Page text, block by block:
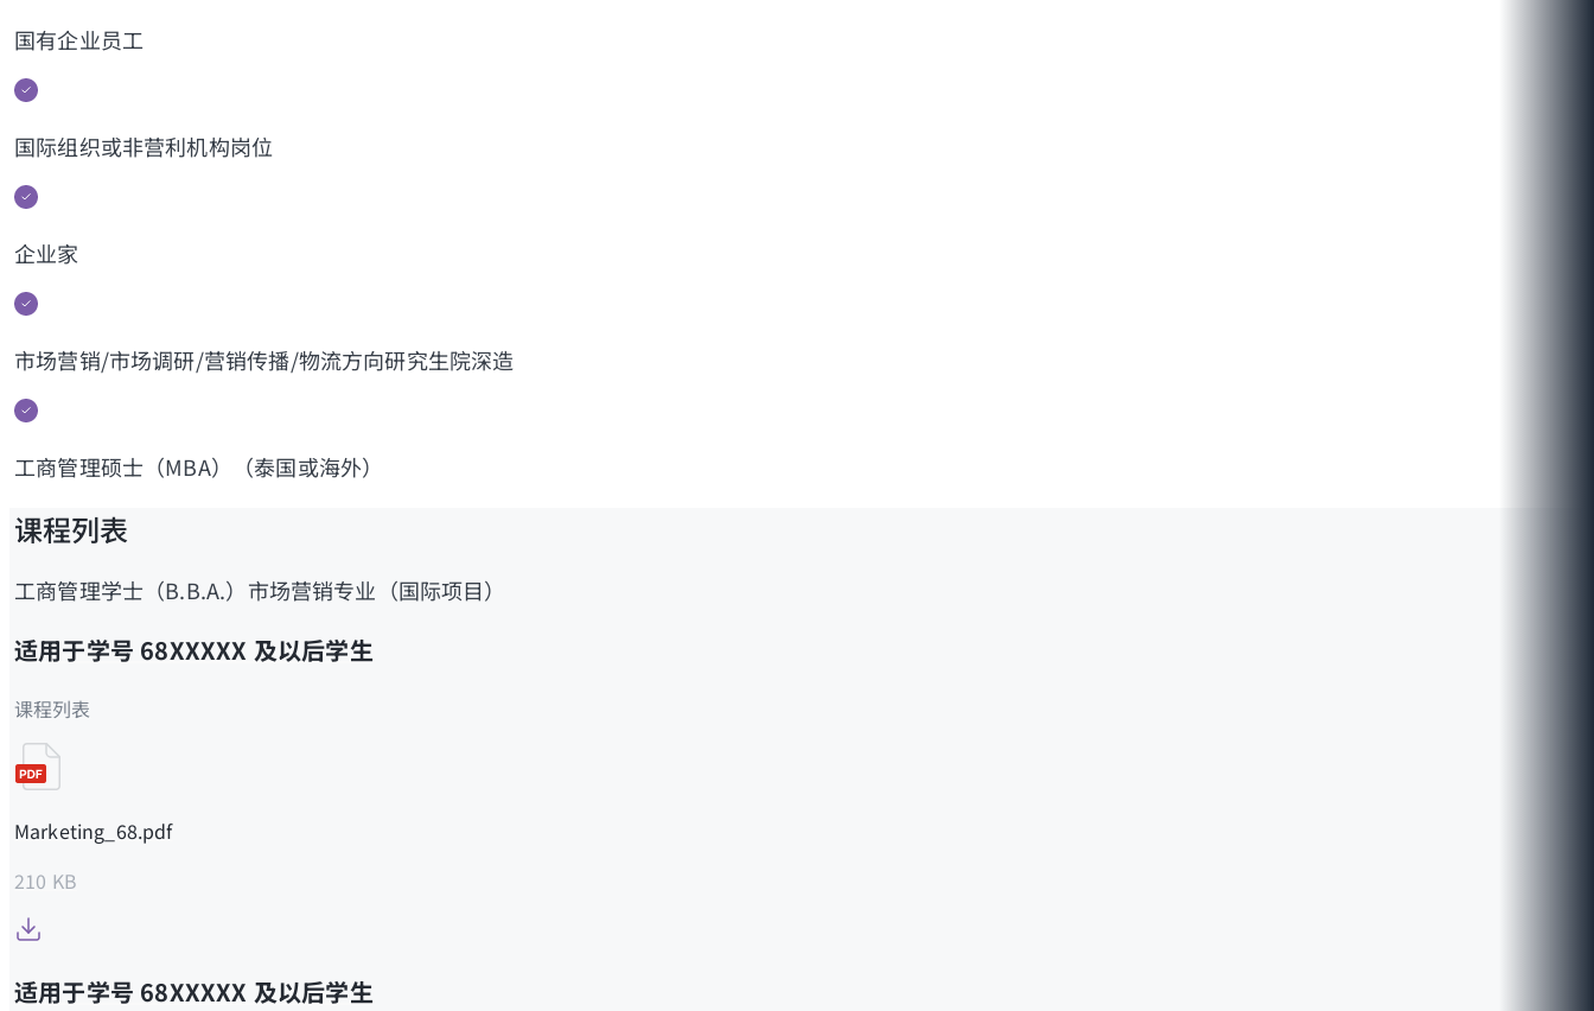
国有企业员工
国际组织或非营利机构岗位
企业家
市场营销/市场调研/营销传播/物流方向研究生院深造
工商管理硕士（MBA）（泰国或海外）
课程列表
工商管理学士（B.B.A.）市场营销专业（国际项目）
适用于学号 68XXXXX 及以后学生
课程列表
Marketing_68.pdf
210 KB
适用于学号 68XXXXX 及以后学生